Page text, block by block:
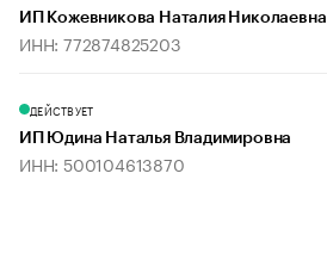
ИП Кожевникова Наталия Николаевна
ИНН: 772874825203
ДЕЙСТВУЕТ
ИП Юдина Наталья Владимировна
ИНН: 500104613870